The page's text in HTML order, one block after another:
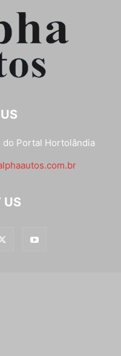
do Portal Hortolândia
US